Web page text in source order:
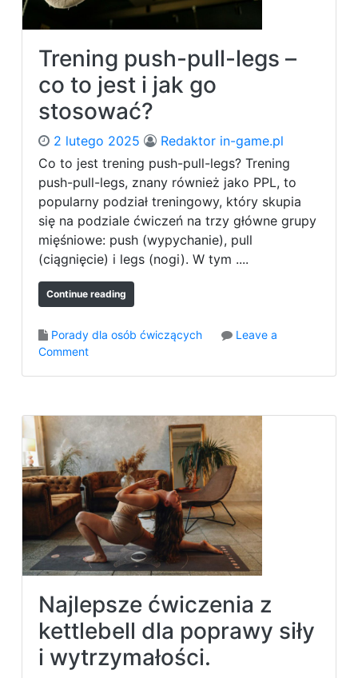
o
w
j
.
w
k
o
n
y
w
ć
ć
w
i
c
e
n
a
n
a
e
p
s
t
r
i
c
e
s
?
Trening push-pull-legs –
co to jest i jak go
stosować?
2 lutego 2025
Redaktor in-game.pl
Co to jest trening push-pull-legs? Trening
push-pull-legs, znany również jako PPL, to
popularny podział treningowy, który skupia
się na podziale ćwiczeń na trzy główne grupy
mięśniowe: push (wypychanie), pull
(ciągnięcie) i legs (nogi). W tym ....
Continue reading
Porady dla osób ćwiczących
Leave a
Commento
e
i
g
u
s
h
-
u
l
-
l
Najlepsze ćwiczenia z
kettlebell dla poprawy siły
i wytrzymałości.